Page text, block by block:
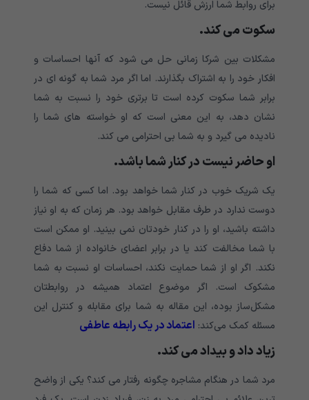
برای روابط شما ارزش قائل نیست.
سکوت می کند.
مشکلات بین شرکا زمانی حل می شود که آنها احساسات و
افکار خود را به اشتراک بگذارند. اما اگر مرد شما به گونه ای در
برابر شما سکوت کرده است تا برتری خود را نسبت به شما
نشان دهد، به این معنی است که او خواسته های شما را
نادیده می گیرد و به شما بی احترامی می کند.
او حاضر نیست در کنار شما باشد.
یک شریک خوب در کنار شما خواهد بود. اما کسی که شما را
دوست ندارد در طرف مقابل خواهد بود. هر زمان که به او نیاز
داشته باشید، او را در کنار خودتان نمی بینید. او ممکن است
با شما مخالفت کند یا در برابر اعضای خانواده از شما دفاع
نکند. اگر او از شما حمایت نکند، احساسات او نسبت به شما
مشکوک است. اگر موضوع اعتماد همیشه در روابطتان
مشکل‌ساز بوده، این مقاله به شما برای مقابله و کنترل این
مسئله کمک می‌کند: اعتماد در یک رابطه عاطفی
زیاد داد و بیداد می کند.
مرد شما در هنگام مشاجره چگونه رفتار می کند؟ یکی از واضح